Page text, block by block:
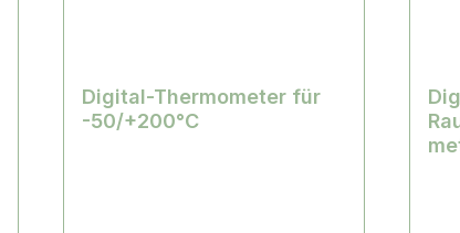
Digital-Thermometer für
-50/+200°C